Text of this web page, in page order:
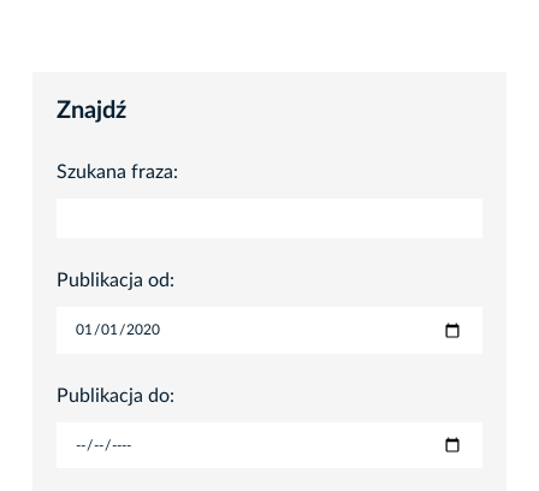
Znajdź
Szukana fraza:
Publikacja od:
Publikacja do: